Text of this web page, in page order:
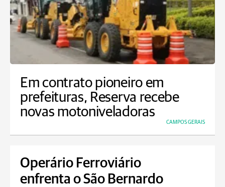
Em contrato pioneiro em
prefeituras, Reserva recebe
novas motoniveladoras
CAMPOS GERAIS
Operário Ferroviário
enfrenta o São Bernardo